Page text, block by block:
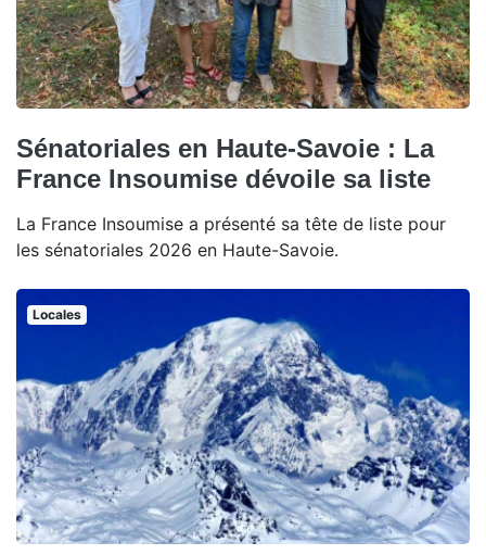
Sénatoriales en Haute-Savoie : La
France Insoumise dévoile sa liste
La France Insoumise a présenté sa tête de liste pour
les sénatoriales 2026 en Haute-Savoie.
Locales